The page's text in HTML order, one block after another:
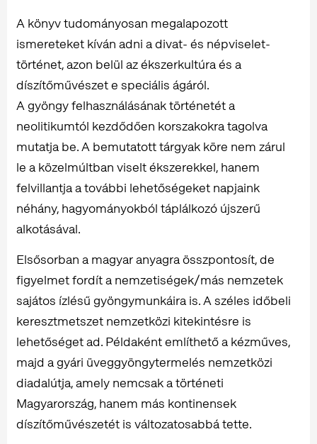
A könyv tudományosan megalapozott
ismereteket kíván adni a divat- és népviselet-
történet, azon belül az ékszerkultúra és a
díszítőművészet e speciális ágáról.
A gyöngy felhasználásának történetét a
neolitikumtól kezdődően korszakokra tagolva
mutatja be. A bemutatott tárgyak köre nem zárul
le a közelmúltban viselt ékszerekkel, hanem
felvillantja a további lehetőségeket napjaink
néhány, hagyományokból táplálkozó újszerű
alkotásával.
Elsősorban a magyar anyagra összpontosít, de
figyelmet fordít a nemzetiségek/más nemzetek
sajátos ízlésű gyöngymunkáira is. A széles időbeli
keresztmetszet nemzetközi kitekintésre is
lehetőséget ad. Példaként említhető a kézműves,
majd a gyári üveggyöngytermelés nemzetközi
diadalútja, amely nemcsak a történeti
Magyarország, hanem más kontinensek
díszítőművészetét is változatosabbá tette.